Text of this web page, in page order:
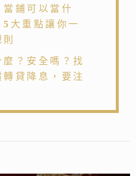
鋪可以當什
大重點讓你一
？安全嗎？找
貸降息，要注